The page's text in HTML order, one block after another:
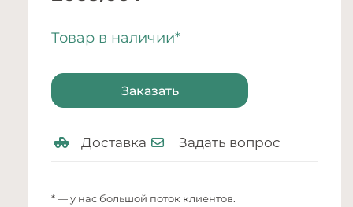
Товар в наличии*
Заказать
Доставка Задать вопрос
* — у нас большой поток клиентов.